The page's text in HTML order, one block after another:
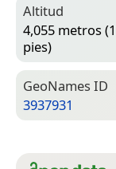
Altitud
4,055 metros
pies)
Geo­Names ID
3937931